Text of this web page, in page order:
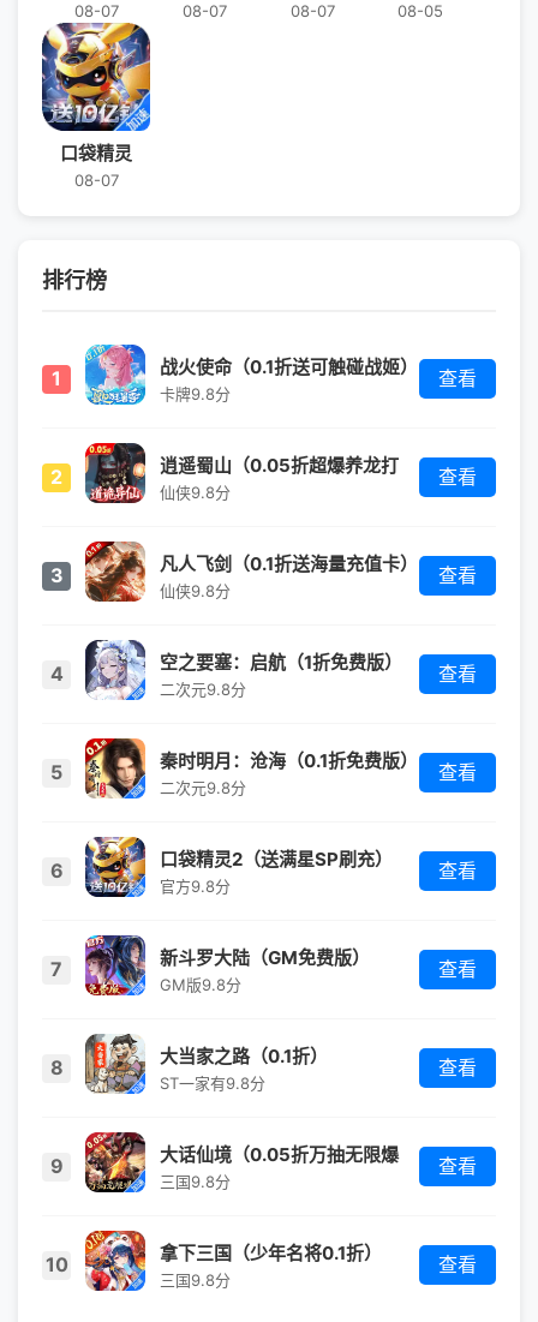
08-07 08-07 08-07 08-05
口袋精灵
08-07
排行榜
1 战火使命（0.1折送可触碰战姬）
卡牌9.8分
查看
2
逍遥蜀山（0.05折超爆养龙打
金）
仙侠9.8分
查看
3 凡人飞剑（0.1折送海量充值卡）
仙侠9.8分
查看
4
空之要塞：启航（1折免费版）
（买断券）
二次元9.8分
查看
5 秦时明月：沧海（0.1折免费版）
二次元9.8分
查看
6
口袋精灵2（送满星SP刷充）
（宝可梦）
官方9.8分
查看
7 新斗罗大陆（GM免费版）
GM版9.8分
查看
8 大当家之路（0.1折）
ST一家有9.8分
查看
9
大话仙境（0.05折万抽无限爆
衣）
三国9.8分
查看
10 拿下三国（少年名将0.1折）
三国9.8分
查看